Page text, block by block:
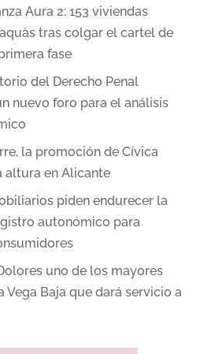
Aura 2: 153 viviendas
tras colgar el cartel de
fase
del Derecho Penal
nuevo foro para el análisis
la promoción de Cívica
altura en Alicante
piden endurecer la
autonómico para
uno de los mayores
Vega Baja que dará servicio a